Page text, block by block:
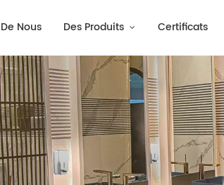
Nous Des Produits Certificats